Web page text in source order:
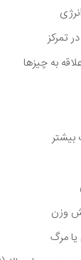
تمرکز
به چیزها
بیشتر
وزن
مرگ